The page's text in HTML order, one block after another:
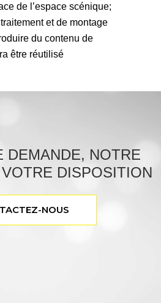
de l’espace scénique;
et de montage
du contenu de
être réutilisé
DEMANDE, NOTRE
DISPOSITION
NOUS